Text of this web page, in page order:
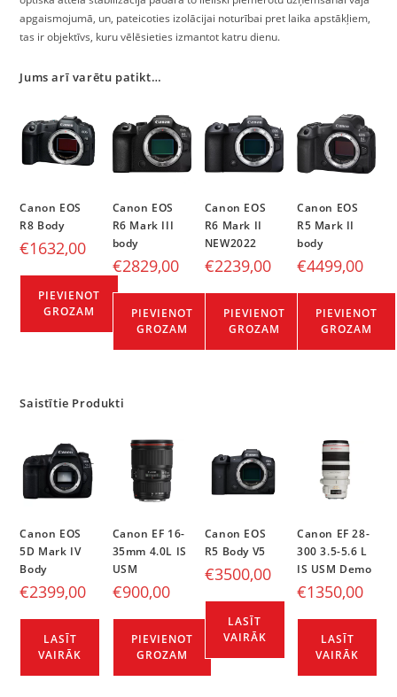
apgaismojumā, un, pateicoties izolācijai noturībai pret laika apstākļiem,
tas ir objektīvs, kuru vēlēsieties izmantot katru dienu.
Jums arī varētu patikt…
Canon EOS
R8 Body
€1632,00
PIEVIENOT
GROZAM
Canon EOS
R6 Mark III
body
€2829,00
PIEVIENOT
GROZAM
Canon EOS
R6 Mark II
NEW2022
€2239,00
PIEVIENOT
GROZAM
Canon EOS
R5 Mark II
body
€4499,00
PIEVIENOT
GROZAM
Saistītie Produkti
Canon EOS
5D Mark IV
Body
€2399,00
LASĪT
VAIRĀK
Canon EF 16-
35mm 4.0L IS
USM
€900,00
PIEVIENOT
GROZAM
Canon EOS
R5 Body V5
€3500,00
LASĪT
VAIRĀK
Canon EF 28-
300 3.5-5.6 L
IS USM Demo
€1350,00
LASĪT
VAIRĀK